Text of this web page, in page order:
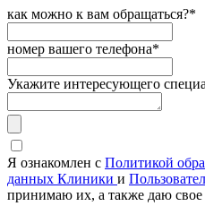
как можно к вам обращаться?*
номер вашего телефона*
Укажите интересующего
Я ознакомлен с Политикой
данных Клиники и
принимаю их, а также даю свое